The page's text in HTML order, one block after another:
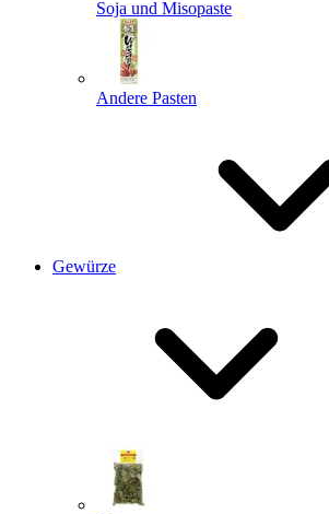
Soja und Misopaste
Andere Pasten
Gewürze